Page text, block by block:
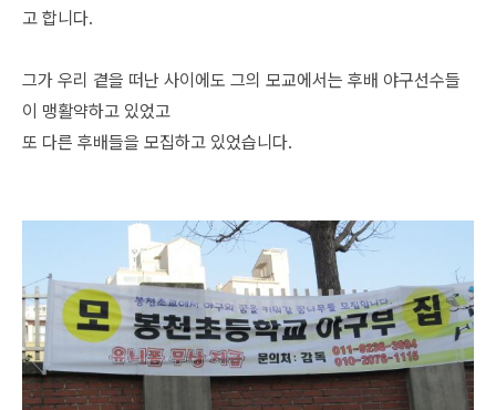
고 합니다.
그가 우리 곁을 떠난 사이에도 그의 모교에서는 후배 야구선수들
이 맹활약하고 있었고
또 다른 후배들을 모집하고 있었습니다.